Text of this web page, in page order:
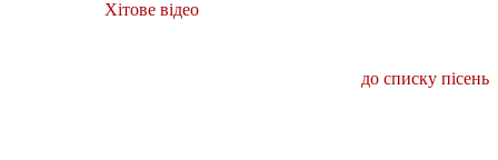
Хітове відео
до списку пісень